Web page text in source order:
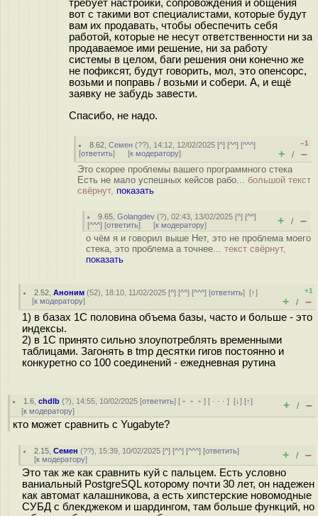
требует настройки, сопровождения и общения
вот с такими вот специалистами, которые будут
вам их продавать, чтобы обеспечить себя
работой, которые не несут ответственности ни за
продаваемое ими решение, ни за работу
системы в целом, баги решения они конечно же
не пофиксят, будут говорить, мол, это опенсорс,
возьми и поправь / возьми и собери. А, и ещё
заявку не забудь завести.
Спасибо, не надо.
8.62 ,Семен (??), 14:12, 12/02/2025 [^] [^^] [^^^]
[ответить] [к модератору]
–1
+ / –
Это скорее проблемы вашего программного стека
Есть не мало успешных кейсов рабо... большой текст
свёрнут, показать
9.65 ,Golangdev (?), 02:43, 13/02/2025 [^] [^^]
[^^^] [ответить] [к модератору] + / –
о чём я и говорил выше Нет, это не проблема моего
стека, это проблема а точнее... текст свёрнут,
показать
2.52 ,Аноним (52), 18:10, 11/02/2025 [^] [^^] [^^^] [ответить][↑]
[к модератору]
+1
+ / –
1) в базах 1С половина объема базы, часто и больше - это
индексы.
2) в 1С принято сильно злоупотреблять временными
таблицами. Загонять в tmp десятки гигов постоянно и
конкуретно со 100 соединений - ежедневная рутина
1.6 ,chdlb (?), 14:55, 10/02/2025 [ответить] [ ﹢﹢﹢] [ · · ·][↓] [↑]
[к модератору] + / –
кто может сравнить c Yugabyte?
2.15 ,Семен (??), 15:39, 10/02/2025 [^] [^^] [^^^] [ответить]
[к модератору] + / –
Это так же как сравнить куй с пальцем. Есть условно
ваниальный PostgreSQL которому почти 30 лет, он надежен
как автомат калашникова, а есть хипстерские новомодные
СУБД с блекджеком и шардингом, там больше функций, но